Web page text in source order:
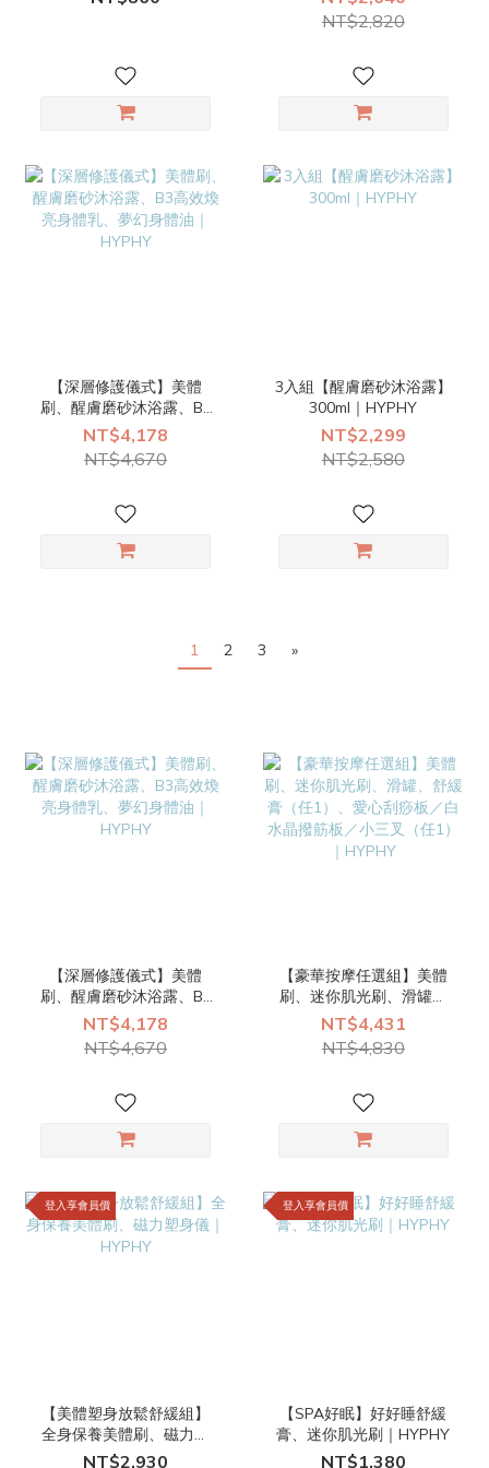
選1）｜HYPHY
NT$2,820
【深層修護儀式】美體
刷、醒膚磨砂沐浴露、B3
高效煥亮身體乳、夢幻身
體油｜HYPHY
NT$4,178
NT$4,670
3入組【醒膚磨砂沐浴露】
300ml｜HYPHY
NT$2,299
NT$2,580
1 2 3 »
【深層修護儀式】美體
刷、醒膚磨砂沐浴露、B3
高效煥亮身體乳、夢幻身
體油｜HYPHY
NT$4,178
NT$4,670
【豪華按摩任選組】美體
刷、迷你肌光刷、滑罐、
舒緩膏（任1）、愛心刮痧
板／白水晶撥筋板／小三
叉（任1）｜HYPHY
NT$4,431
NT$4,830
登入享會員價
【美體塑身放鬆舒緩組】
全身保養美體刷、磁力塑
身儀｜HYPHY
NT$2,930
登入享會員價
【SPA好眠】好好睡舒緩
膏、迷你肌光刷｜HYPHY
NT$1,380